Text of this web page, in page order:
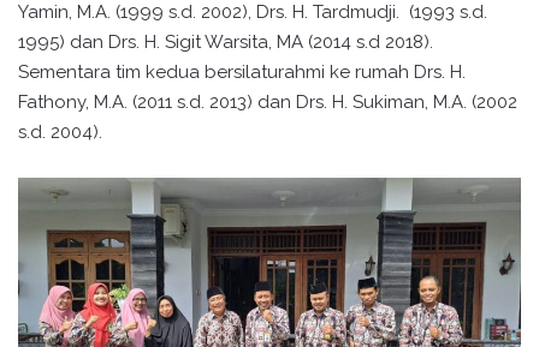
Yamin, M.A. (1999 s.d. 2002), Drs. H. Tardmudji. (1993 s.d.
1995) dan Drs. H. Sigit Warsita, MA (2014 s.d 2018).
Sementara tim kedua bersilaturahmi ke rumah Drs. H.
Fathony, M.A. (2011 s.d. 2013) dan Drs. H. Sukiman, M.A. (2002
s.d. 2004).